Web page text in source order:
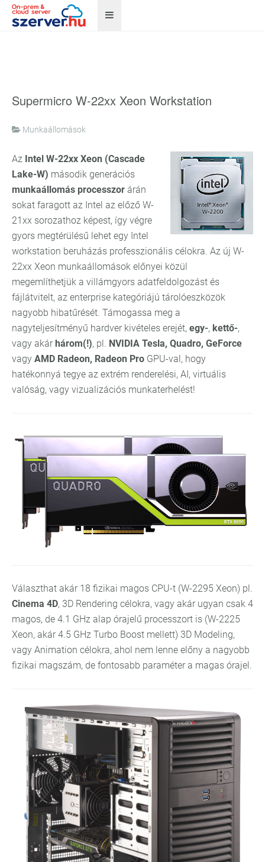
Supermicro W-22xx Xeon Workstation
Munkaállomások
Az Intel W-22xx Xeon (Cascade
Lake-W) második generációs
munkaállomás processzor árán
sokat faragott az Intel az előző W-
21xx sorozathoz képest, így végre
gyors megtérülésű lehet egy Intel
workstation beruházás professzionális célokra. Az új W-
22xx Xeon munkaállomások előnyei közül
megemlíthetjük a villámgyors adatfeldolgozást és
fájlátvitelt, az enterprise kategóriájú tárolóeszközök
nagyobb hibatűrését. Támogassa meg a
nagyteljesítményű hardver kivételes erejét, egy-, kettő-,
vagy akár három(!), pl. NVIDIA Tesla, Quadro, GeForce
vagy AMD Radeon, Radeon Pro GPU-val, hogy
hatékonnyá tegye az extrém renderelési, AI, virtuális
valóság, vagy vizualizációs munkaterhelést!
Választhat akár 18 fizikai magos CPU-t (W-2295 Xeon) pl.
Cinema 4D, 3D Rendering célokra, vagy akár ugyan csak 4
magos, de 4.1 GHz alap órajelű processzort is (W-2225
Xeon, akár 4.5 GHz Turbo Boost mellett) 3D Modeling,
vagy Animation célokra, ahol nem lenne előny a nagyobb
fizikai magszám, de fontosabb paraméter a magas órajel.